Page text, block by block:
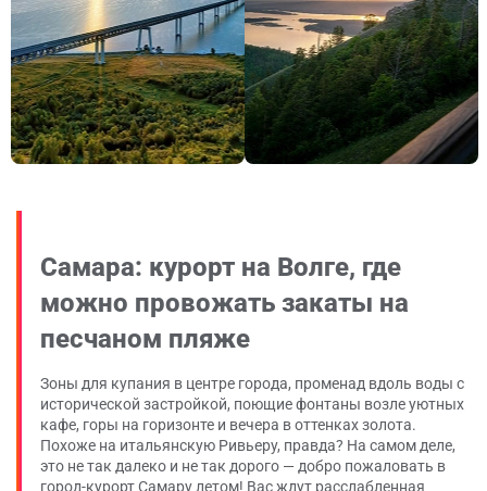
Самара: курорт на Волге, где
можно провожать закаты на
песчаном пляже
Зоны для купания в центре города, променад вдоль воды с
исторической застройкой, поющие фонтаны возле уютных
кафе, горы на горизонте и вечера в оттенках золота.
Похоже на итальянскую Ривьеру, правда? На самом деле,
это не так далеко и не так дорого — добро пожаловать в
город-курорт Самару летом! Вас ждут расслабленная